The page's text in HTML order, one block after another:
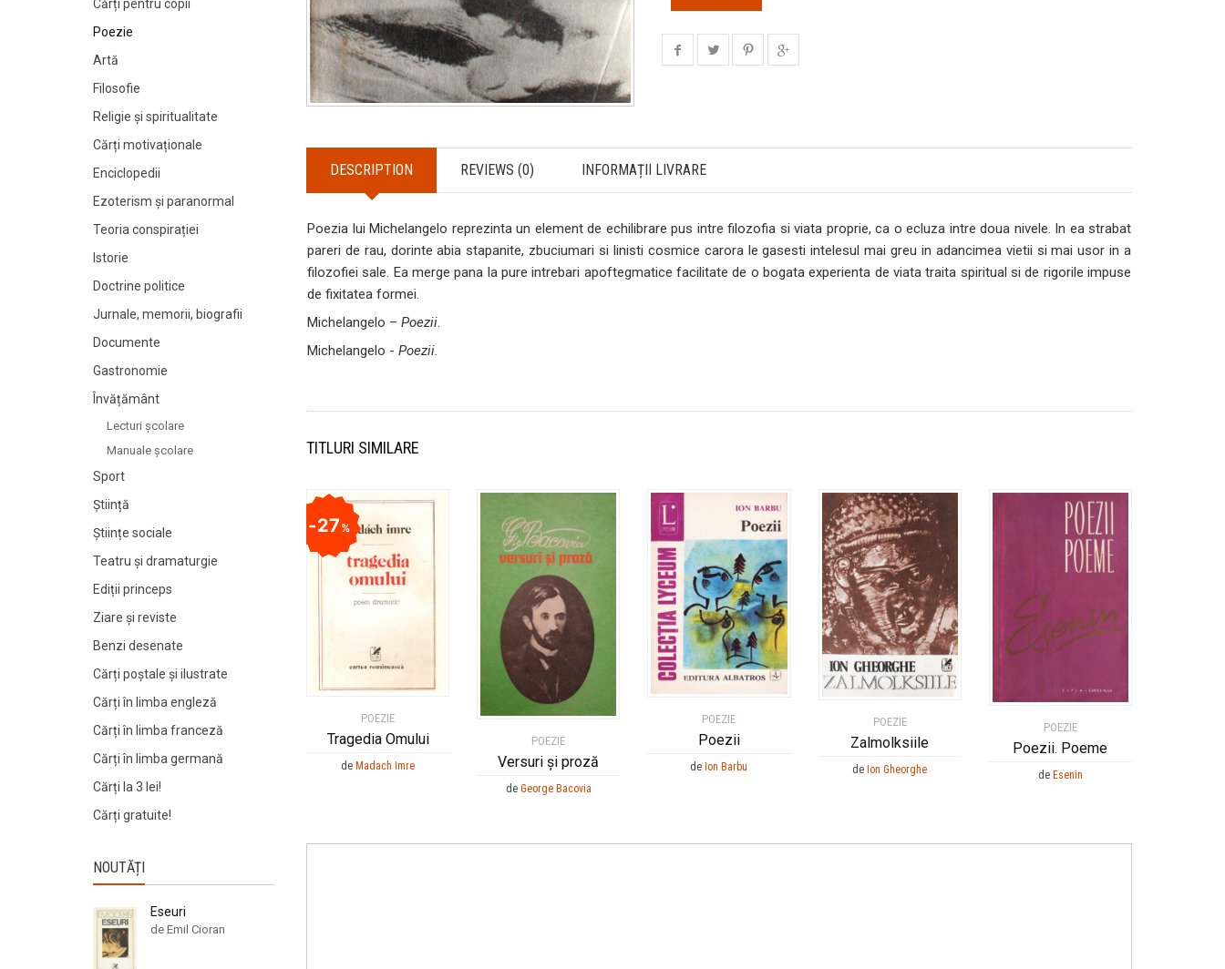
DESCRIPTION REVIEWS (0) INFORMAȚII LIVRARE
Poezia lui Michelangelo reprezinta un element de echilibrare pus intre filozofia si viata proprie, ca o ecluza intre doua nivele. In ea strabat
pareri de rau, dorinte abia stapanite, zbuciumari si linisti cosmice carora le gasesti intelesul mai greu in adancimea vietii si mai usor in a
filozofiei sale. Ea merge pana la pure intrebari apoftegmatice facilitate de o bogata experienta de viata traita spiritual si de rigorile impuse
de fixitatea formei.
Michelangelo – Poezii.
Michelangelo - Poezii.
TITLURI SIMILARE
POEZIE
Tragedia Omului
27%
de Madach Imre
POEZIE
Versuri şi proză
de George Bacovia
POEZIE
Poezii
de Ion Barbu
POEZIE
Zalmolksiile
deIon Gheorghe
POEZIE
Poezii. Poeme
de Esenin
Cărți pentru copii
Poezie
Artă
Filosofie
Religie și spiritualitate
Cărți motivaționale
Enciclopedii
Ezoterism și paranormal
Teoria conspirației
Istorie
Doctrine politice
Jurnale, memorii, biografii
Documente
Gastronomie
Învățământ
Lecturi şcolare
Manuale şcolare
Sport
Știință
Științe sociale
Teatru și dramaturgie
Ediții princeps
Ziare şi reviste
Benzi desenate
Cărți poștale și ilustrate
Cărți în limba engleză
Cărți în limba franceză
Cărți în limba germană
Cărți la 3 lei!
Cărți gratuite!
NOUTĂȚI
Eseuri
de Emil Cioran